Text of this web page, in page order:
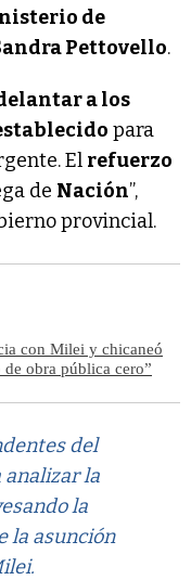
de
Pettovello.
a los
para
El refuerzo
de Nación”,
provincial.
con Milei y chicaneó
obra pública cero”
del
analizar la
la
la asunción